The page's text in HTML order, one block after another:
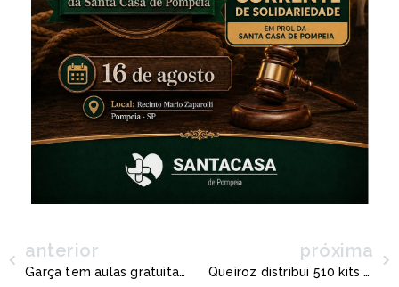
anterior
Garça tem aulas gratuitas de natação gratuitas com piscina aquecida
próxima
Queiroz distribui 510 kits alimentação para alunos